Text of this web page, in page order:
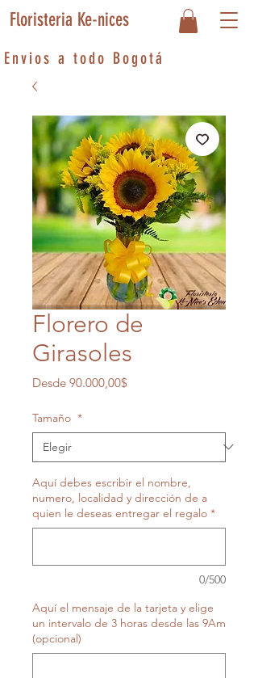
Floristeria Ke-nices
Envios a todo Bogotá
Florero de
Girasoles
Desde 90.000,00$
Tamaño *
Aquí debes escribir el nombre,
numero, localidad y dirección de a
quien le deseas entregar el regalo *
0/500
Aquí el mensaje de la tarjeta y elige
un intervalo de 3 horas desde las 9Am
(opcional)